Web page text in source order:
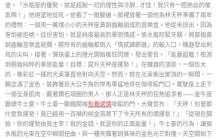
波。「水瓶座的優勢，就是超脫一切的理性與冷靜…才怪！我只有一腔熱血的傻
氣啊！」他絕望地低吼。他看了一眼腳邊。那裡放著一個他為林天秤準備了兩年
的禮物：一個用一萬塊小小的天秤座黃銅齒輪組成的音樂盒。他從未送出，因為
害怕被拒絕。這份害怕，就是純度最高的單戀情感。張水瓶咬緊牙關，將那個黃
銅齒輪音樂盒砸爛，將所有的齒輪都倒入「情感調節器」的輸入口。機器發出刺
耳的尖叫，接著，彈珠臺上的燈光開始瘋狂閃爍，發出警告。「能量超載！檢測
到極致純粹的單戀能量！目標：提升天秤座運勢！」在機器的頂部，一個巨大
的、像彩虹一樣的光束筆直地射向天空。然而，就在光束衝出屋頂的一瞬間，一
輛塗滿了金色、裝飾著巨大公牛角的悍馬車猛地停在咖啡館門口。駕駛座上走下
一個全身肌肉、戴著鑽石項圈的男人，那人正是林天秤的狂熱追求者——金牛座
霸總牛土豪。牛土豪一腳踢開咖包養感情啡館的門，大聲宣布：「天秤！別管那
什麼負運勢！我已經用一百噸的純金箔買下了今天所有的壞運氣！」「從現在開
始，你的運勢由我主宰！我的金錢，就是你的正面能量！」牛土豪的行為，讓張
水瓶的光束在空中瞬間扭曲，與一種夾雜著銅臭味的金色光芒對撞。天空開始下